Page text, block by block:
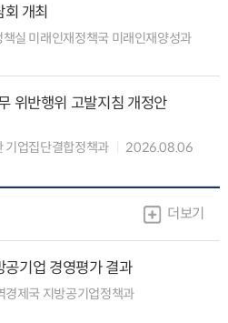
개최
실 미래인재정책국 미래인재양성과
위반행위 고발지침 개정안
기업집단결합정책과
2026.08.06
더보기
기업 경영평가 결과
경제국 지방공기업정책과